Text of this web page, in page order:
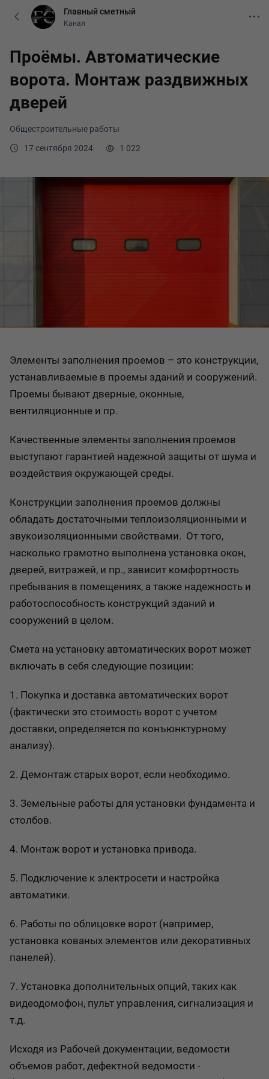
Общестроительные работы
17 сентября 2024
1 022
Проёмы. Автоматические
ворота. Монтаж раздвижных
дверей
Элементы заполнения проемов – это конструкции,
устанавливаемые в проемы зданий и сооружений.
Проемы бывают дверные, оконные,
вентиляционные и пр.
Качественные элементы заполнения проемов
выступают гарантией надежной защиты от шума и
воздействия окружающей среды.
Конструкции заполнения проемов должны
обладать достаточными теплоизоляционными и
звукоизоляционными свойствами. От того,
насколько грамотно выполнена установка окон,
дверей, витражей, и пр., зависит комфортность
пребывания в помещениях, а также надежность и
работоспособность конструкций зданий и
сооружений в целом.
Смета на установку автоматических ворот может
включать в себя следующие позиции:
1. Покупка и доставка автоматических ворот
(фактически это стоимость ворот с учетом
доставки, определяется по конъюнктурному
анализу).
2. Демонтаж старых ворот, если необходимо.
3. Земельные работы для установки фундамента и
столбов.
4. Монтаж ворот и установка привода.
5. Подключение к электросети и настройка
автоматики.
6. Работы по облицовке ворот (например,
установка кованых элементов или декоративных
панелей).
7. Установка дополнительных опций, таких как
видеодомофон, пульт управления, сигнализация и
т.д.
Исходя из Рабочей документации, ведомости
объемов работ, дефектной ведомости -
Главный сметный
Канал